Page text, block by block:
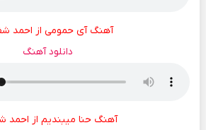
آهنگ آی حمومی از احمد
دانلود آهنگ
آهنگ حنا میبندیم از احمد